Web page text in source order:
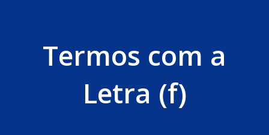
Termos com a
Letra (f)